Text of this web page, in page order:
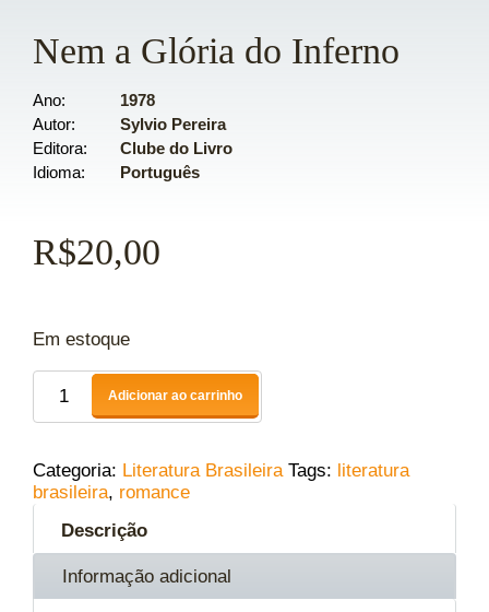
Nem a Glória do Inferno
Ano
1978
Autor
Sylvio Pereira
Editora
Clube do Livro
Idioma
Português
R$20,00
Em estoque
Adicionar ao carrinho
Categoria: Literatura Brasileira Tags: literatura
brasileira, romance
Descrição
Informação adicional